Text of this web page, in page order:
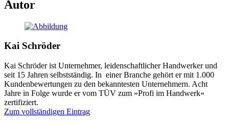
Autor
Kai Schröder
Kai Schröder ist Unternehmer, leidenschaftlicher Handwerker und
seit 15 Jahren selbstständig. In einer Branche gehört er mit 1.000
Kundenbewertungen zu den bekanntesten Unternehmern. Acht
Jahre in Folge wurde er vom TÜV zum »Profi im Handwerk«
zertifiziert.
Zum vollständigen Eintrag